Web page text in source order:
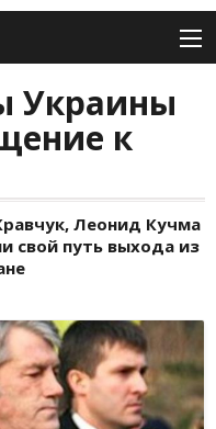
Украины
к
Леонид Кучма
свой путь выхода из